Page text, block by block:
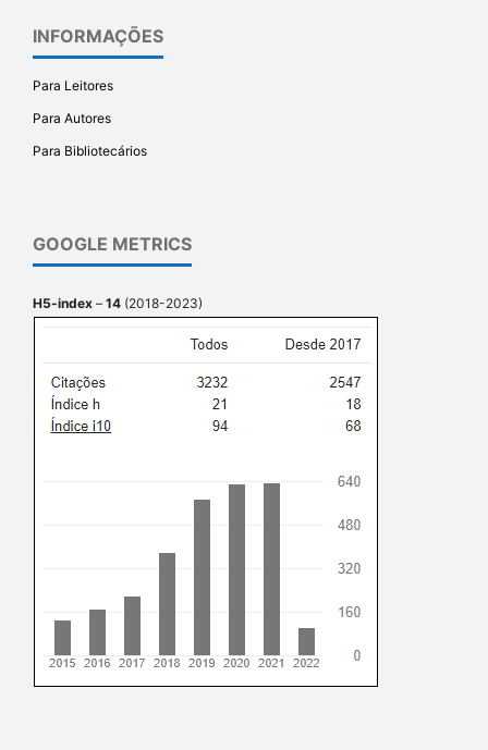
INFORMAÇÕES
Para Leitores
Para Autores
Para Bibliotecários
GOOGLE METRICS
H5-index – 14 (2018-2023)